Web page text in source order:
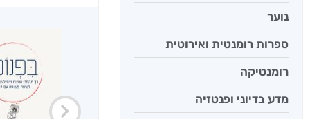
נוער
ספרות רומנטית ואירוטית
רומנטיקה
מדע בדיוני ופנטזיה